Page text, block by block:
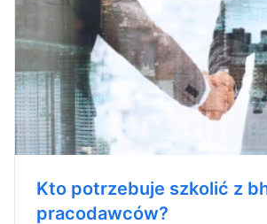
Kto potrzebuje szkolić z
pracodawców?